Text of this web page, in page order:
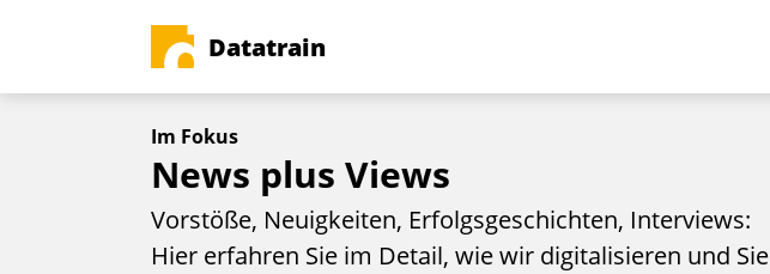
Datatrain
Im Fokus
News plus Views
Vorstöße, Neuigkeiten, Erfolgsgeschichten, Interviews:
Hier erfahren Sie im Detail, wie wir digitalisieren und Sie